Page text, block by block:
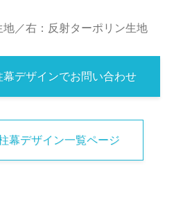
／右：反射ターポリン生地
幕デザインでお問い合わせ
幕デザイン一覧ページ